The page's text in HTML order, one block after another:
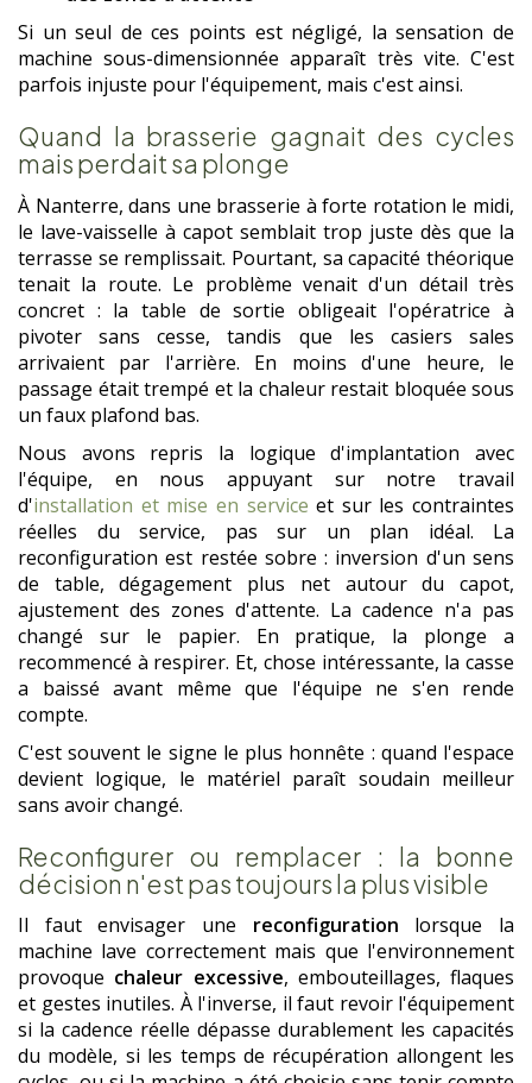
Si un seul de ces points est négligé, la sensation de
machine sous-dimensionnée apparaît très vite. C'est
parfois injuste pour l'équipement, mais c'est ainsi.
Quand la brasserie gagnait des cycles
mais perdait sa plonge
À Nanterre, dans une brasserie à forte rotation le midi,
le lave-vaisselle à capot semblait trop juste dès que la
terrasse se remplissait. Pourtant, sa capacité théorique
tenait la route. Le problème venait d'un détail très
concret : la table de sortie obligeait l'opératrice à
pivoter sans cesse, tandis que les casiers sales
arrivaient par l'arrière. En moins d'une heure, le
passage était trempé et la chaleur restait bloquée sous
un faux plafond bas.
Nous avons repris la logique d'implantation avec
l'équipe, en nous appuyant sur notre travail
d'installation et mise en service et sur les contraintes
réelles du service, pas sur un plan idéal. La
reconfiguration est restée sobre : inversion d'un sens
de table, dégagement plus net autour du capot,
ajustement des zones d'attente. La cadence n'a pas
changé sur le papier. En pratique, la plonge a
recommencé à respirer. Et, chose intéressante, la casse
a baissé avant même que l'équipe ne s'en rende
compte.
C'est souvent le signe le plus honnête : quand l'espace
devient logique, le matériel paraît soudain meilleur
sans avoir changé.
Reconfigurer ou remplacer : la bonne
décision n'est pas toujours la plus visible
Il faut envisager une reconfiguration lorsque la
machine lave correctement mais que l'environnement
provoque chaleur excessive, embouteillages, flaques
et gestes inutiles. À l'inverse, il faut revoir l'équipement
si la cadence réelle dépasse durablement les capacités
du modèle, si les temps de récupération allongent les